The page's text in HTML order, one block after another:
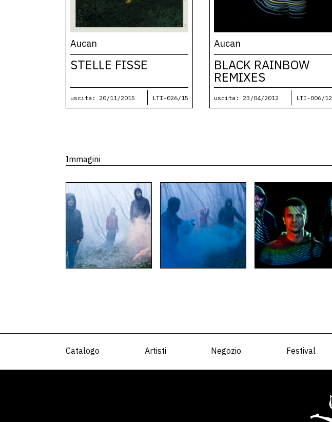
Aucan
STELLE FISSE
uscita: 20/11/2015 LTI-026/15
Aucan
BLACK RAINBOW
REMIXES
uscita: 23/04/2012 LTI-006/12
Immagini
Catalogo Artisti Negozio Festival